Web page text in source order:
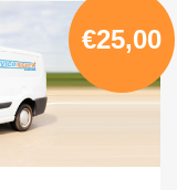
€25,00